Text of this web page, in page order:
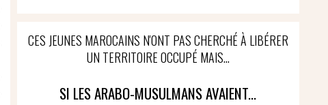
CES JEUNES MAROCAINS N'ONT PAS CHERCHÉ À LIBÉRER
UN TERRITOIRE OCCUPÉ MAIS...
SI LES ARABO-MUSULMANS AVAIENT...